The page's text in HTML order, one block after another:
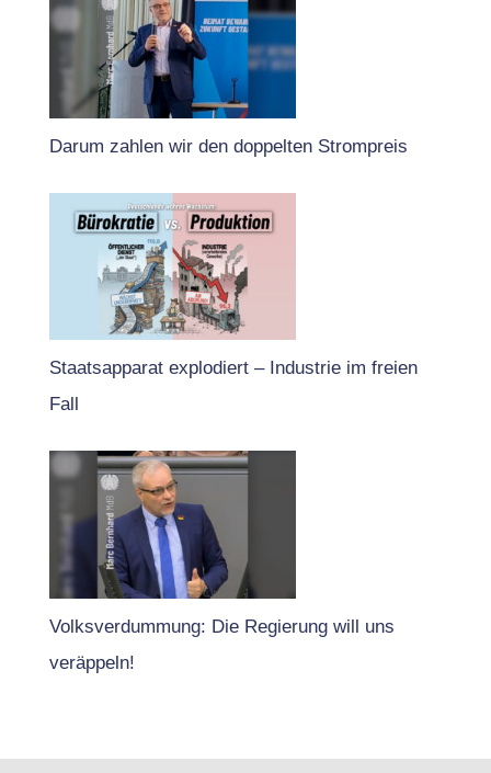
Darum zahlen wir den doppelten Strompreis
Staatsapparat explodiert – Industrie im freien
Fall
Volksverdummung: Die Regierung will uns
veräppeln!